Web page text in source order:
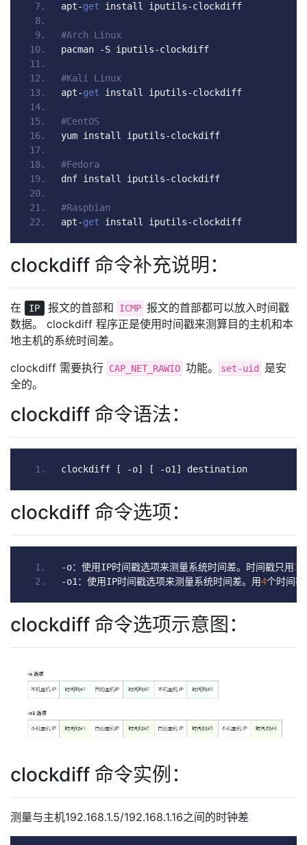
apt-get install iputils-clockdiff
#Arch Linux
pacman
-S iputils-clockdiff
#Kali Linux
apt-get install iputils-clockdiff
#CentOS
yum install iputils-clockdiff
#Fedora
dnf install iputils-clockdiff
#Raspbian
apt-get install iputils-clockdiff
clockdiff 命令补充说明：
在 IP 报文的首部和 ICMP 报文的首部都可以放入时间戳
数据。 clockdiff 程序正是使用时间戳来测算目的主机和本
地主机的系统时间差。
clockdiff 需要执行 CAP_NET_RAWIO 功能。 set-uid
是安
全的。
clockdiff 命令语法：
clockdiff [ -o] [ -o1 ] destination
clockdiff 命令选项：
-o：使用IP时间戳选项来测量系统时间差。时间戳只用3
-o1 ：使用IP时间戳选项来测量系统时间差。用4个时间
clockdiff 命令选项示意图：
clockdiff 命令实例：
测量与主机192.168.1.5/192.168.1.16之间的时钟差